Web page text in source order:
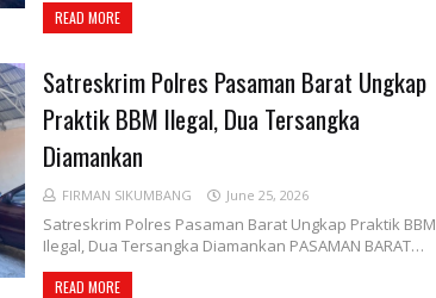
READ MORE
Satreskrim Polres Pasaman Barat Ungkap
Praktik BBM Ilegal, Dua Tersangka
Diamankan
FIRMAN SIKUMBANG June 25, 2026
Satreskrim Polres Pasaman Barat Ungkap Praktik BBM
Ilegal, Dua Tersangka Diamankan PASAMAN BARAT…
READ MORE